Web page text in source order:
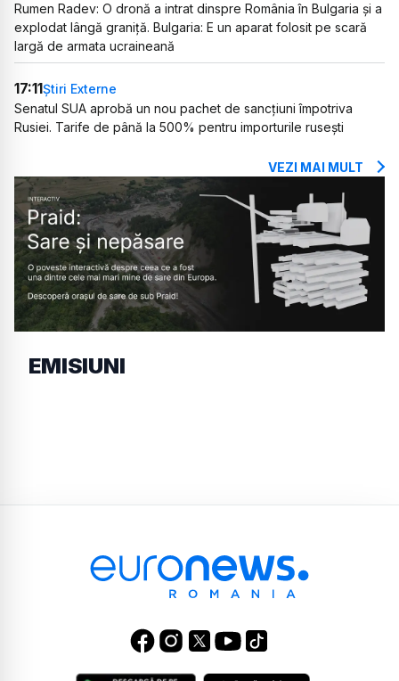
Rumen Radev: O dronă a intrat dinspre România în Bulgaria și a
explodat lângă graniță. Bulgaria: E un aparat folosit pe scară
largă de armata ucraineană
17:11Știri Externe
Senatul SUA aprobă un nou pachet de sancțiuni împotriva
Rusiei. Tarife de până la 500% pentru importurile rusești
VEZI MAI MULT
EMISIUNI